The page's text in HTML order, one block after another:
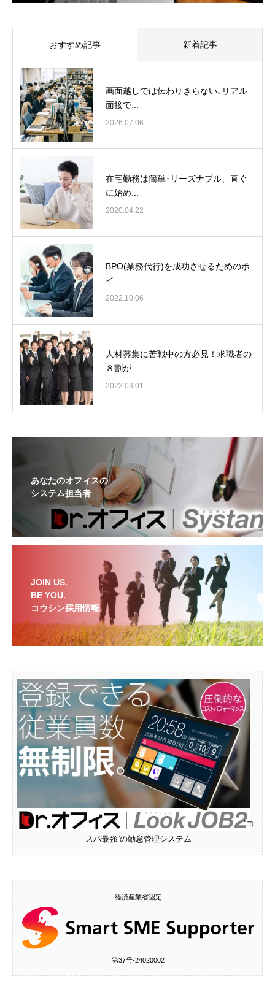
おすすめ記事 新着記事
画面越しでは伝わりきらない､リアル
面接で...
2026.07.06
在宅勤務は簡単･リーズナブル、直ぐ
に始め...
2020.04.22
BPO(業務代行)を成功させるためのポ
イ...
2022.10.06
人材募集に苦戦中の方必見！求職者の
８割が...
2023.03.01
あなたのオフィスの
システム担当者
JOIN US.
BE YOU.
コウシン採用情報
“コ
スパ最強”の勤怠管理システム
経済産業省認定
第37号‐24020002